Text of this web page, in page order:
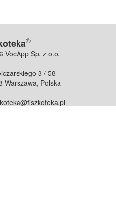
®
VocApp Sp. z o.o.
8 / 58
Warszawa, Polska